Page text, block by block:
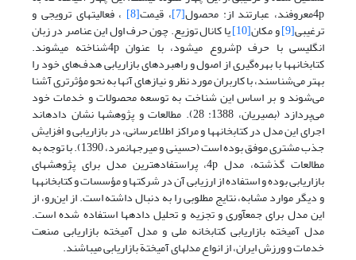
4pمعروفند، عبارتند از: محصول [7] ، قیمت[8] ، فعالیت‏های ترویجی و
ترغیبی[9] و مکان[10] یا کانال توزیع. چون حرف اول این عناصر در زبان
انگلیسی با حرف pشروع می‏شود، با عنوان 4pشناخته می‏شوند.
کتابخانه‏ها با بهره‌گیری از اصول و راهبردهای بازاریابی هدف‌های خود را
بهتر می‌شناسند، با کاربران مورد نظر و نیازهای آن‏ها به نحو مؤثرتری آشنا
می‌شوند و بر اساس این شناخت به توسعه‏ محصولات و خدمات خود
می‌پردازد (بصیریان، 1388: 28). مطالعات و پژوهش‏ها نشان داده‏اند
اجرای این مدل در کتابخانه‏ها و مراکز اطلاع‏رسانی، در بازاریابی و افزایش
جذب مشتری موفق بوده است (حسینی و میرجهان‏مرد، 1390). با توجه به
مطالعات گذشته، مدل 4p، پراستفاده‏ترین مدل برای پژوهش‏های
بازاریابی بوده و استفاده از ارزیابی آن در شرکت‏ها و مؤسسات و کتابخانه‏ها
و دیگر موارد مشابه، نتایج مطلوبی را به دنبال داشته است. از این‌رو، از
این مدل برای جمع‏آوری و تجزیه و تحلیل داده‏ها استفاده شده است.
مدل آمیخته بازاریابی کتابخانه ملی و مدل آمیخته بازاریابی صنعت
خدمات و ورزش ایران، از انواع مدل‏های آمیختة بازاریابی می‏باشند.